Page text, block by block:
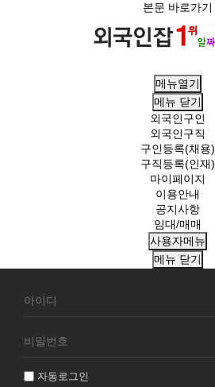
본문 바로가기
메뉴열기
메뉴 닫기
외국인구인
외국인구직
구인등록(채용)
구직등록(인재)
마이페이지
이용안내
공지사항
임대/매매
사용자메뉴
메뉴 닫기
원
그
자동로그인